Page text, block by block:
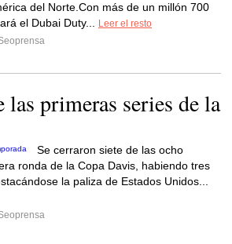
del Norte.Con más de un millón 700
el Dubai Duty...
Leer el resto
las primeras series de la
Se cerraron siete de las ocho
ronda de la Copa Davis, habiendo tres
la paliza de Estados Unidos...